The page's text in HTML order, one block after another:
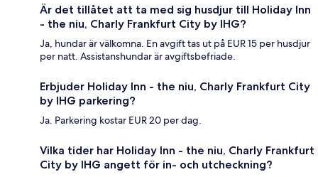
Är det tillåtet att ta med sig husdjur till Holiday Inn
- the niu, Charly Frankfurt City by IHG?
Ja, hundar är välkomna. En avgift tas ut på EUR 15 per husdjur
per natt. Assistanshundar är avgiftsbefriade.
Erbjuder Holiday Inn - the niu, Charly Frankfurt City
by IHG parkering?
Ja. Parkering kostar EUR 20 per dag.
Vilka tider har Holiday Inn - the niu, Charly Frankfurt
City by IHG angett för in- och utcheckning?